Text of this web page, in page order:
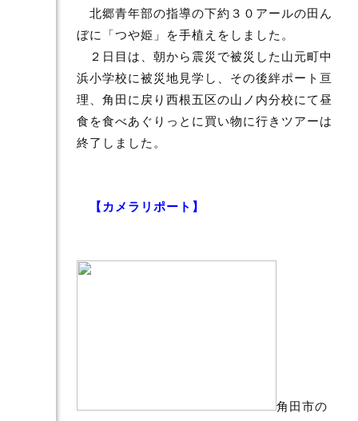
北郷青年部の指導の下約３０アールの田ん
ぼに「つや姫」を手植えをしました。
２日目は、朝から震災で被災した山元町中
浜小学校に被災地見学し、その後絆ポート亘
理、角田に戻り西根五区の山ノ内分校にて昼
食を食べあぐりっとに買い物に行きツアーは
終了しました。
【カメラリポート】
角田市の